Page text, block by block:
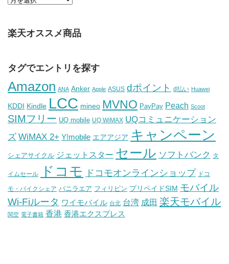
楽天オススメ商品
タグでエントリを探す
Amazon ANA Anker Apple ASUS dポイント d払い Huawei
KDDI Kindle LCC mineo MVNO PayPay Peach Scoot
SIMフリー UQ mobile UQ WiMAX UQコミュニケーション
ズ WiMAX 2+ Y!mobile エアアジア キャンペーン
シェアサイクル ジェットスター セール ソフトバンク タ
イムセール ドコモ ドコモオンラインショップ ドコ
モ・バイクシェア バニラエア フィリピン プリペイドSIM モバイル
Wi-Fiルータ ワイモバイル 台北 台湾 成田 楽天モバイル
関空 電子書籍 香港 香港エクスプレス